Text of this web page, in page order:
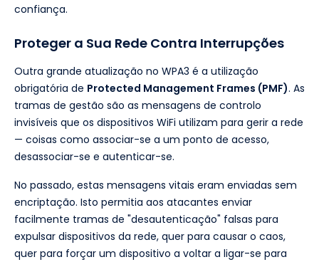
confiança.
Proteger a Sua Rede Contra Interrupções
Outra grande atualização no WPA3 é a utilização
obrigatória de Protected Management Frames (PMF). As
tramas de gestão são as mensagens de controlo
invisíveis que os dispositivos WiFi utilizam para gerir a rede
— coisas como associar-se a um ponto de acesso,
desassociar-se e autenticar-se.
No passado, estas mensagens vitais eram enviadas sem
encriptação. Isto permitia aos atacantes enviar
facilmente tramas de "desautenticação" falsas para
expulsar dispositivos da rede, quer para causar o caos,
quer para forçar um dispositivo a voltar a ligar-se para